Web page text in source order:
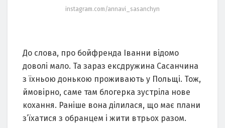
instagram.com/annavi_sasanchyn
До слова, про бойфренда Іванни відомо
доволі мало. Та зараз ексдружина Сасанчина
з їхньою донькою проживають у Польщі. Тож,
ймовірно, саме там блогерка зустріла нове
кохання. Раніше вона ділилася, що має плани
з’їхатися з обранцем і жити втрьох разом.